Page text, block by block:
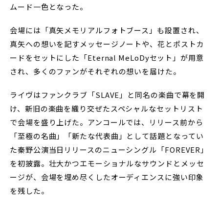
ムード一色となった。
会場には「真矢メモリアルフォトブース」も設置され、
真矢への想いを記すメッセージノートや、花とポストカ
ードをセットにした「Eternal MeLoDyセット」が用意
され、多くのファンがそれぞれの想いを届けた。
ライヴはファンクラブ「SLAVE」と同名の楽曲で幕を開
け、新旧の楽曲を織り交ぜたスペシャルなセットリスト
で会場を盛り上げた。アンコールでは、リリース前から
「至極の名曲」「新たな代表曲」として話題となってい
た秦野公演当日リリースのニューシングル「FOREVER」
を初披露。壮大かつエモーショナルなサウンドとメッセ
ージが、会場を埋め尽くしたオーディエンスに強い印象
を残した。